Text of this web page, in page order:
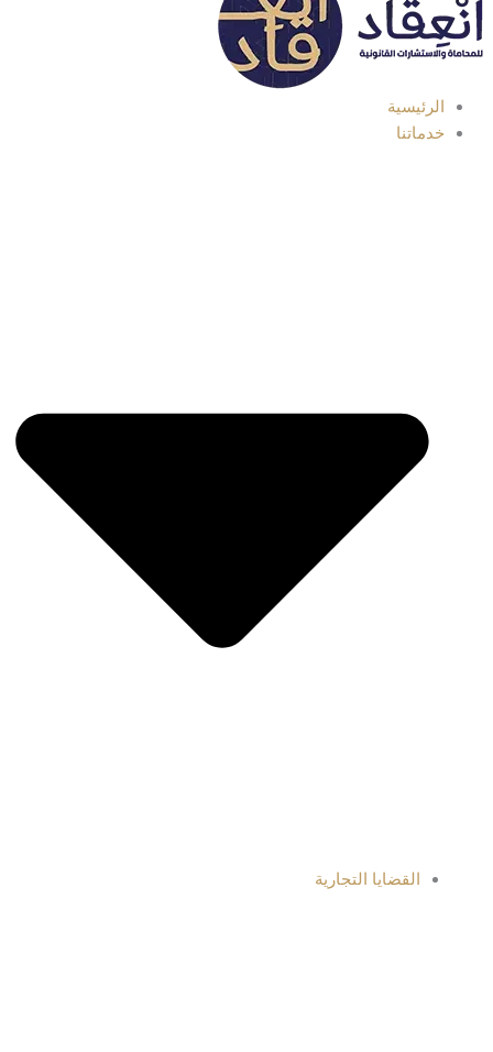
الرئيسية
خدماتنا
القضايا التجارية